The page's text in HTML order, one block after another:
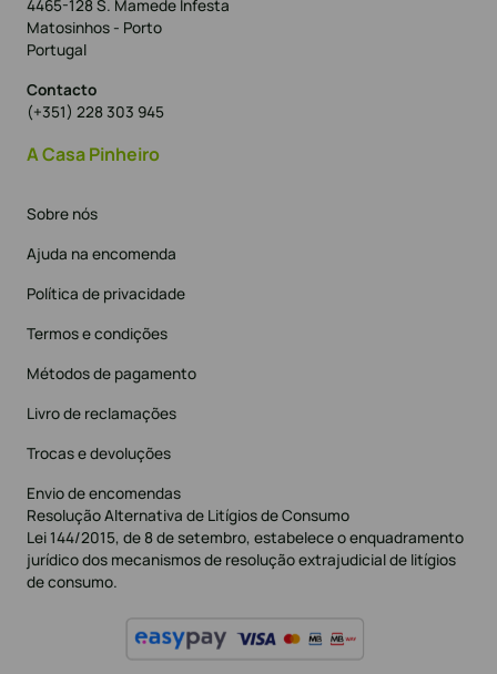
4465-128 S. Mamede Infesta
Matosinhos - Porto
Portugal
Contacto
(+351) 228 303 945
A Casa Pinheiro
Sobre nós
Ajuda na encomenda
Política de privacidade
Termos e condições
Métodos de pagamento
Livro de reclamações
Trocas e devoluções
Envio de encomendas
Resolução Alternativa de Litígios de Consumo
Lei 144/2015, de 8 de setembro, estabelece o enquadramento
jurídico dos mecanismos de resolução extrajudicial de litígios
de consumo.